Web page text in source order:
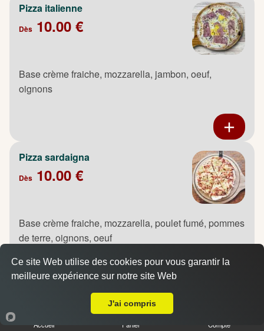
Pizza italienne
Dès 10.00 €
Base crème fraiche, mozzarella, jambon, oeuf,
oignons
Pizza sardaigna
Dès 10.00 €
Base crème fraiche, mozzarella, poulet fumé, pommes
de terre, oignons, oeuf
10.00 €
Accueil Panier Compte
Ce site Web utilise des cookies pour vous garantir la
meilleure expérience sur notre site Web
J'ai compris